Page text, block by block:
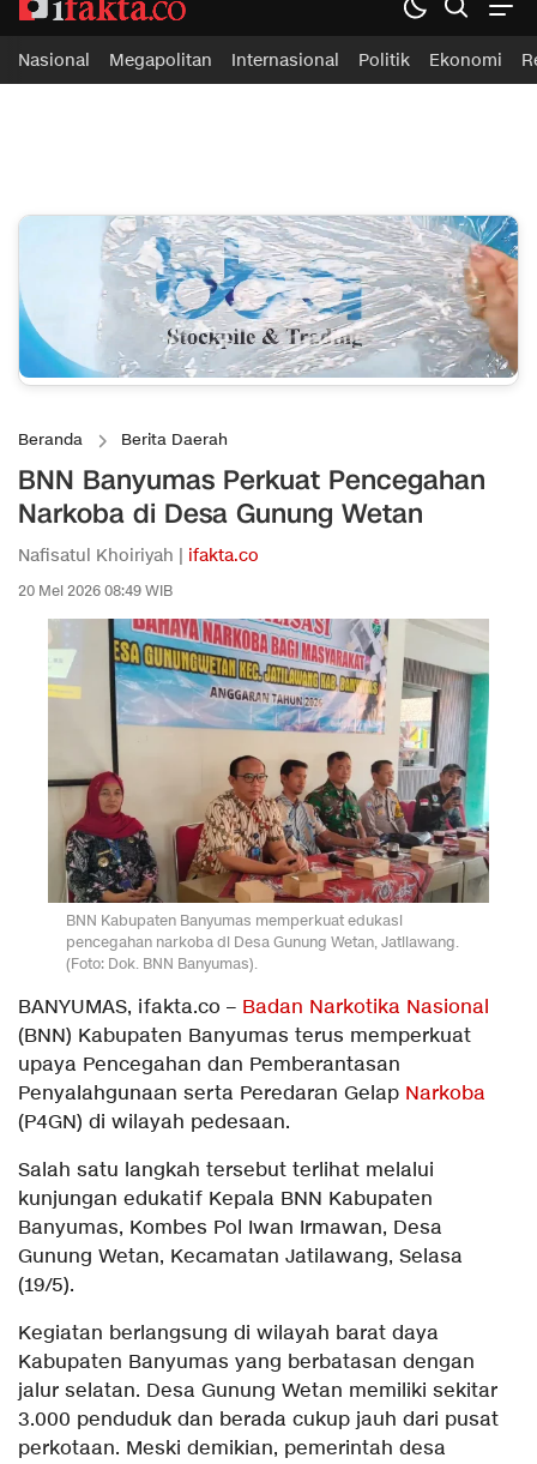
Nasional Megapolitan Internasional Politik Ekonomi
Beranda Berita Daerah
BNN Banyumas Perkuat Pencegahan
Narkoba di Desa Gunung Wetan
Nafisatul Khoiriyah | ifakta.co
20 Mei 2026 08:49 WIB
BNN Kabupaten Banyumas memperkuat edukasi
pencegahan narkoba di Desa Gunung Wetan, Jatilawang.
(Foto: Dok. BNN Banyumas).
BANYUMAS, ifakta.co – Badan Narkotika Nasional
(BNN) Kabupaten Banyumas terus memperkuat
upaya Pencegahan dan Pemberantasan
Penyalahgunaan serta Peredaran Gelap Narkoba
(P4GN) di wilayah pedesaan.
Salah satu langkah tersebut terlihat melalui
kunjungan edukatif Kepala BNN Kabupaten
Banyumas, Kombes Pol Iwan Irmawan, Desa
Gunung Wetan, Kecamatan Jatilawang, Selasa
(19/5).
Kegiatan berlangsung di wilayah barat daya
Kabupaten Banyumas yang berbatasan dengan
jalur selatan. Desa Gunung Wetan memiliki sekitar
3.000 penduduk dan berada cukup jauh dari pusat
perkotaan. Meski demikian, pemerintah desa